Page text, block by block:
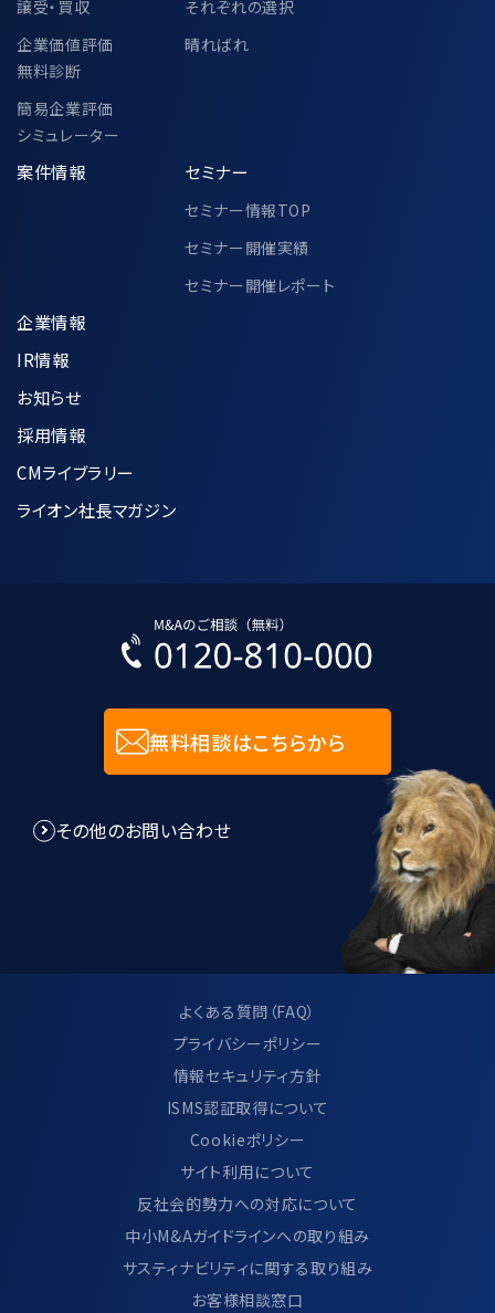
譲受・買収
企業価値評価
無料診断
簡易企業評価
シミュレーター
それぞれの選択
晴ればれ
案件情報 セミナー
セミナー情報TOP
セミナー開催実績
セミナー開催レポート
企業情報
IR情報
お知らせ
採用情報
CMライブラリー
ライオン社長マガジン
無料相談はこちらから
その他のお問い合わせ
よくある質問（FAQ）
プライバシーポリシー
情報セキュリティ方針
ISMS認証取得について
Cookieポリシー
サイト利用について
反社会的勢力への対応について
中小M&Aガイドラインへの取り組み
サスティナビリティに関する取り組み
お客様相談窓口